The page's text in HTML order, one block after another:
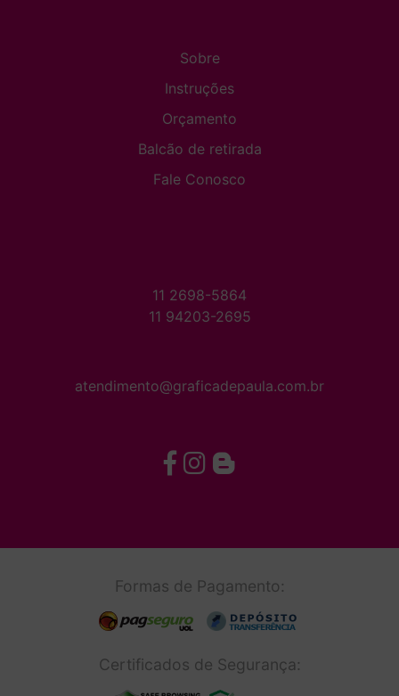
Sobre
Instruções
Orçamento
Balcão de retirada
Fale Conosco
11 2698-5864
11 94203-2695
atendimento@graficadepaula.com.br
Formas de Pagamento:
Certificados de Segurança: